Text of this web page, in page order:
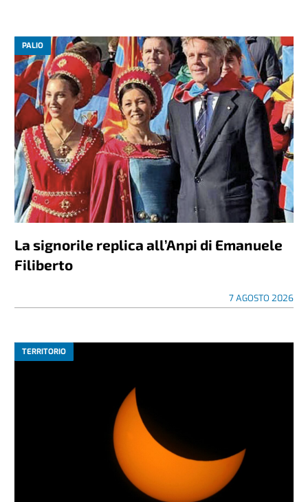
PALIO
La signorile replica all’Anpi di Emanuele
Filiberto
7 AGOSTO 2026
TERRITORIO